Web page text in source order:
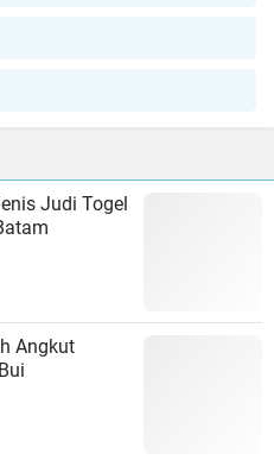
Judi Togel
Angkut